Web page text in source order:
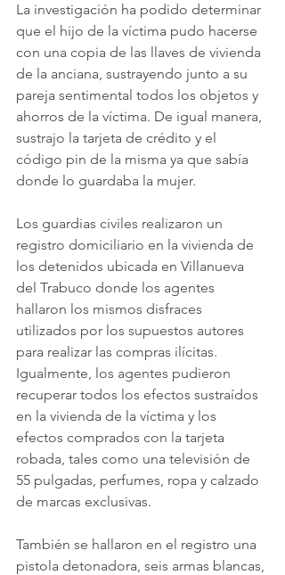
La investigación ha podido determinar
que el hijo de la víctima pudo hacerse
con una copia de las llaves de vivienda
de la anciana, sustrayendo junto a su
pareja sentimental todos los objetos y
ahorros de la víctima. De igual manera,
sustrajo la tarjeta de crédito y el
código pin de la misma ya que sabía
donde lo guardaba la mujer.
Los guardias civiles realizaron un
registro domiciliario en la vivienda de
los detenidos ubicada en Villanueva
del Trabuco donde los agentes
hallaron los mismos disfraces
utilizados por los supuestos autores
para realizar las compras ilícitas.
Igualmente, los agentes pudieron
recuperar todos los efectos sustraídos
en la vivienda de la víctima y los
efectos comprados con la tarjeta
robada, tales como una televisión de
55 pulgadas, perfumes, ropa y calzado
de marcas exclusivas.
También se hallaron en el registro una
pistola detonadora, seis armas blancas,